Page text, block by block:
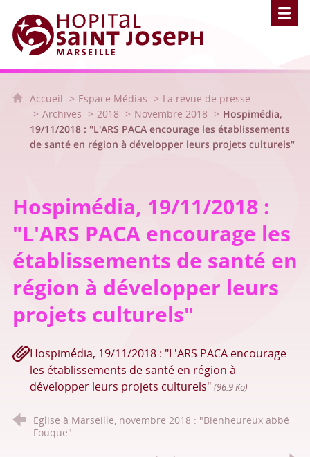
Hôpital Saint Joseph - Marseille
Accueil Espace Médias
La revue de presse
Archives
2018 Novembre 2018
Hospimédia,
19/11/2018 : "L'ARS PACA encourage les établissements
de santé en région à développer leurs projets culturels"
Hospimédia, 19/11/2018 :
"L'ARS PACA encourage les
établissements de santé en
région à développer leurs
projets culturels"
Hospimédia, 19/11/2018 : "L'ARS PACA encourage
les établissements de santé en région à
développer leurs projets culturels" (96.9 Ko)
Eglise à Marseille, novembre 2018 : "Bienheureux abbé
Fouque"